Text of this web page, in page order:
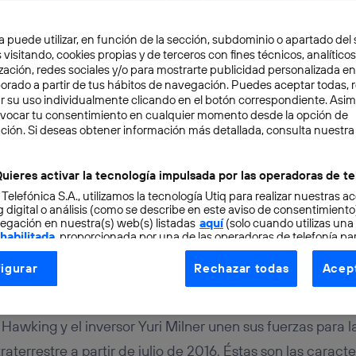
2 min
y Yuri Milner
buscar vida
y el inversor Yuri Milner unen sus fuerzas para
a partir de julio de 2016. Éstas son las
puede utilizar, en función de la sección, subdominio o apartado del
visitando, cookies propias y de terceros con fines técnicos,
redes sociales y/o para mostrarte publicidad personalizada
a partir de tus hábitos de navegación. Puedes aceptar todas,
su uso individualmente clicando en el botón correspondiente.
tu consentimiento en cualquier momento desde la opción de
Si deseas obtener información más detallada, consulta nuestra
activar la tecnología impulsada por las operadoras de
S.A., utilizamos la tecnología Utiq para realizar nuestras
digital o análisis (como se describe en este aviso de
en nuestra(s) web(s) listadas aquí(solo cuando utilizas una
, proporcionada por una de las operadoras de telefonía
consentimiento en cada página web).
Utiq está diseñada con la privacidad como prioridad
tu dirección IP y otra información de la cuenta de cliente de
a la conexión que utilizas (p. ej., número de teléfono móvil).
Rechazar todas